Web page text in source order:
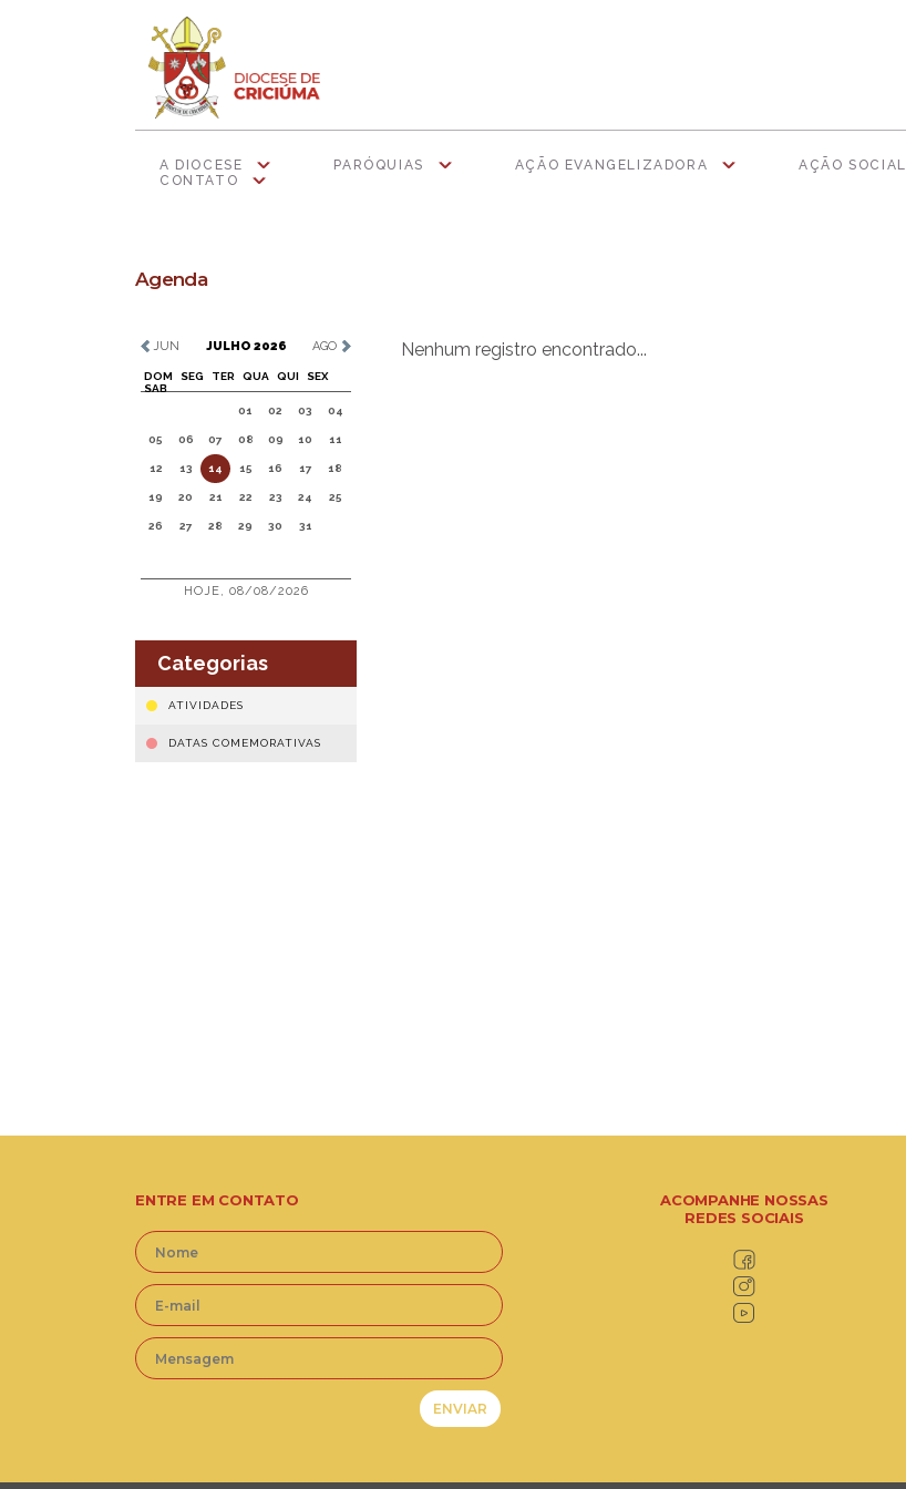
A DIOCESE PARÓQUIAS AÇÃO EVANGELIZADORA AÇÃO SOCIAL
CONTATO
Agenda
JUN JULHO 2026 AGO
DOM SEG TER QUA QUI
SEX
SAB
01
02 03 04
05 06 07 08 09 10 11
12 13 14 15 16 17 18
19 20 21 22 23 24 25
26 27 28 29 30 31
HOJE, 08/08/2026
Categorias
ATIVIDADES
DATAS COMEMORATIVAS
Nenhum registro encontrado...
ENTRE EM CONTATO
ACOMPANHE NOSSAS
REDES SOCIAIS